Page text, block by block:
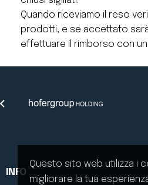
Questo sito web utilizza i
migliorare la tua
Quando riceviamo il reso
prodotti, e se accettato
effettuare il rimborso con
INFO